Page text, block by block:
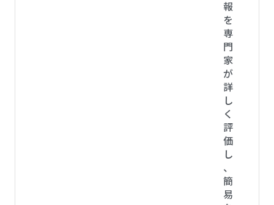
報
を
専
門
家
が
詳
し
く
評
価
し
、
簡
易